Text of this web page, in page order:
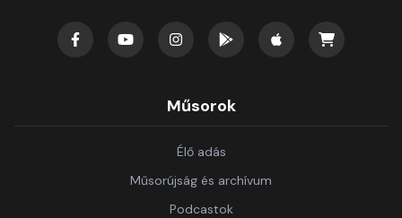
Műsorok
Élő adás
Műsorújság és archívum
Podcastok